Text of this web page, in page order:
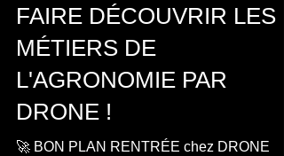
LAISSEZ NOUS VOUS
FAIRE DÉCOUVRIR LES
MÉTIERS DE
L'AGRONOMIE PAR